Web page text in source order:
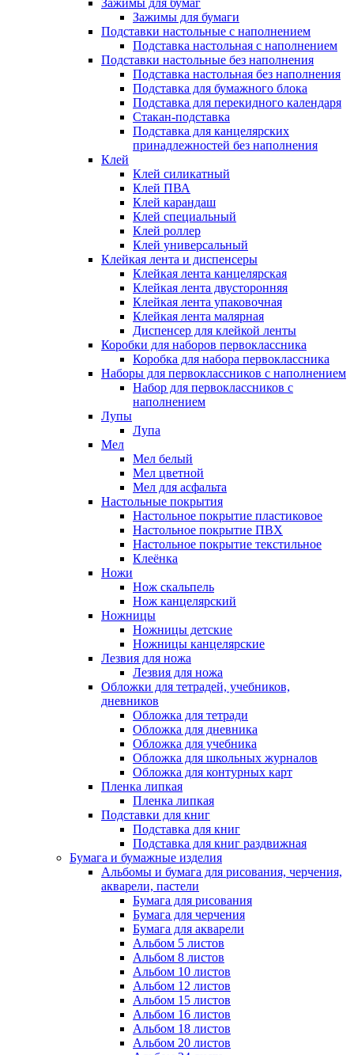
Зажимы для бумаг
Зажимы для бумаги
Подставки настольные с наполнением
Подставка настольная с наполнением
Подставки настольные без наполнения
Подставка настольная без наполнения
Подставка для бумажного блока
Подставка для перекидного календаря
Стакан-подставка
Подставка для канцелярских
принадлежностей без наполнения
Клей
Клей силикатный
Клей ПВА
Клей карандаш
Клей специальный
Клей роллер
Клей универсальный
Клейкая лента и диспенсеры
Клейкая лента канцелярская
Клейкая лента двусторонняя
Клейкая лента упаковочная
Клейкая лента малярная
Диспенсер для клейкой ленты
Коробки для наборов первоклассника
Коробка для набора первоклассника
Наборы для первоклассников с наполнением
Набор для первоклассников с
наполнением
Лупы
Лупа
Мел
Мел белый
Мел цветной
Мел для асфальта
Настольные покрытия
Настольное покрытие пластиковое
Настольное покрытие ПВХ
Настольное покрытие текстильное
Клеёнка
Ножи
Нож скальпель
Нож канцелярский
Ножницы
Ножницы детские
Ножницы канцелярские
Лезвия для ножа
Лезвия для ножа
Обложки для тетрадей, учебников,
дневников
Обложка для тетради
Обложка для дневника
Обложка для учебника
Обложка для школьных журналов
Обложка для контурных карт
Пленка липкая
Пленка липкая
Подставки для книг
Подставка для книг
Подставка для книг раздвижная
Бумага и бумажные изделия
Альбомы и бумага для рисования, черчения,
акварели, пастели
Бумага для рисования
Бумага для черчения
Бумага для акварели
Альбом 5 листов
Альбом 8 листов
Альбом 10 листов
Альбом 12 листов
Альбом 15 листов
Альбом 16 листов
Альбом 18 листов
Альбом 20 листов